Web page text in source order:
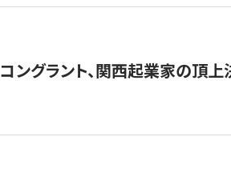
コングラント、関西起業家の頂